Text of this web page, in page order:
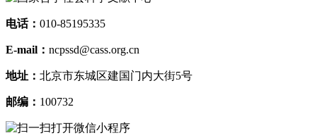
电话： 010-85195335
E-mail： ncpssd@cass.org.cn
地址： 北京市东城区建国门内大街5号
邮编： 100732